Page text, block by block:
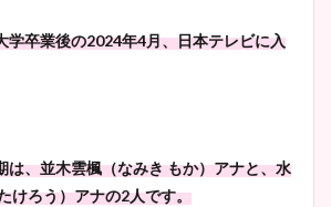
学卒業後の2024年4月、日本テレビに入
は、並木雲楓（なみき もか）アナと、水
けろう）アナの2人です。